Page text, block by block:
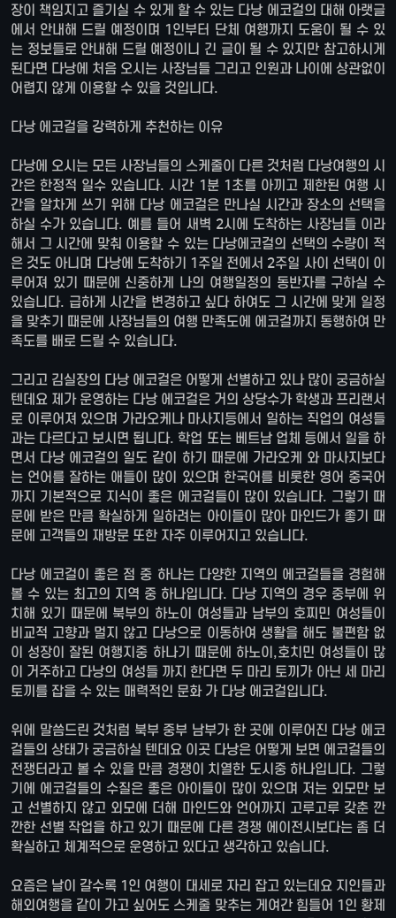
장이 책임지고 즐기실 수 있게 할 수 있는 다낭 에코걸의 대해 아랫글
에서 안내해 드릴 예정이며 1인부터 단체 여행까지 도움이 될 수 있
는 정보들로 안내해 드릴 예정이니 긴 글이 될 수 있지만 참고하시게
된다면 다낭에 처음 오시는 사장님들 그리고 인원과 나이에 상관없이
어렵지 않게 이용할 수 있을 것입니다.
다낭 에코걸을 강력하게 추천하는 이유
다낭에 오시는 모든 사장님들의 스케줄이 다른 것처럼 다낭여행의 시
간은 한정적 일수 있습니다. 시간 1분 1초를 아끼고 제한된 여행 시
간을 알차게 쓰기 위해 다낭 에코걸은 만나실 시간과 장소의 선택을
하실 수가 있습니다. 예를 들어 새벽 2시에 도착하는 사장님들 이라
해서 그 시간에 맞춰 이용할 수 있는 다낭에코걸의 선택의 수량이 적
은 것도 아니며 다낭에 도착하기 1주일 전에서 2주일 사이 선택이 이
루어져 있기 때문에 신중하게 나의 여행일정의 동반자를 구하실 수
있습니다. 급하게 시간을 변경하고 싶다 하여도 그 시간에 맞게 일정
을 맞추기 때문에 사장님들의 여행 만족도에 에코걸까지 동행하여 만
족도를 배로 드릴 수 있습니다.
그리고 김실장의 다낭 에코걸은 어떻게 선별하고 있나 많이 궁금하실
텐데요 제가 운영하는 다낭 에코걸은 거의 상당수가 학생과 프리랜서
로 이루어져 있으며 가라오케나 마사지등에서 일하는 직업의 여성들
과는 다르다고 보시면 됩니다. 학업 또는 베트남 업체 등에서 일을 하
면서 다낭 에코걸의 일도 같이 하기 때문에 가라오케 와 마사지보다
는 언어를 잘하는 애들이 많이 있으며 한국어를 비롯한 영어 중국어
까지 기본적으로 지식이 좋은 에코걸들이 많이 있습니다. 그렇기 때
문에 받은 만큼 확실하게 일하려는 아이들이 많아 마인드가 좋기 때
문에 고객들의 재방문 또한 자주 이루어지고 있습니다.
다낭 에코걸이 좋은 점 중 하나는 다양한 지역의 에코걸들을 경험해
볼 수 있는 최고의 지역 중 하나입니다. 다낭 지역의 경우 중부에 위
치해 있기 때문에 북부의 하노이 여성들과 남부의 호찌민 여성들이
비교적 고향과 멀지 않고 다낭으로 이동하여 생활을 해도 불편함 없
이 성장이 잘된 여행지중 하나기 때문에 하노이,호치민 여성들이 많
이 거주하고 다낭의 여성들 까지 한다면 두 마리 토끼가 아닌 세 마리
토끼를 잡을 수 있는 매력적인 문화 가 다낭 에코걸입니다.
위에 말씀드린 것처럼 북부 중부 남부가 한 곳에 이루어진 다낭 에코
걸들의 상태가 궁금하실 텐데요 이곳 다낭은 어떻게 보면 에코걸들의
전쟁터라고 볼 수 있을 만큼 경쟁이 치열한 도시중 하나입니다. 그렇
기에 에코걸들의 수질은 좋은 아이들이 많이 있으며 저는 외모만 보
고 선별하지 않고 외모에 더해 마인드와 언어까지 고루고루 갖춘 깐
깐한 선별 작업을 하고 있기 때문에 다른 경쟁 에이전시보다는 좀 더
확실하고 체계적으로 운영하고 있다고 생각하고 있습니다.
요즘은 날이 갈수록 1인 여행이 대세로 자리 잡고 있는데요 지인들과
해외여행을 같이 가고 싶어도 스케줄 맞추는 게여간 힘들어 1인 황제